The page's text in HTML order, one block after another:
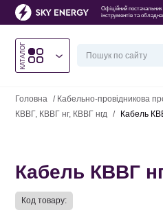
Офіційний постачальник
інструментів та
КАТАЛОГ
Головна / Кабельно-провідникова
КВВГ, КВВГ нг, КВВГ нгд / Кабель
Кабель КВВГ
Код товару: